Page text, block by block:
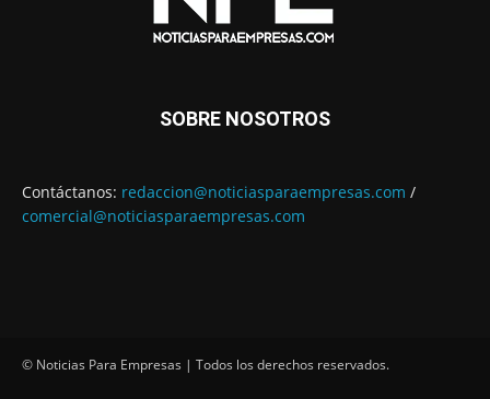
SOBRE NOSOTROS
Contáctanos: redaccion@noticiasparaempresas.com /
comercial@noticiasparaempresas.com
© Noticias Para Empresas | Todos los derechos reservados.